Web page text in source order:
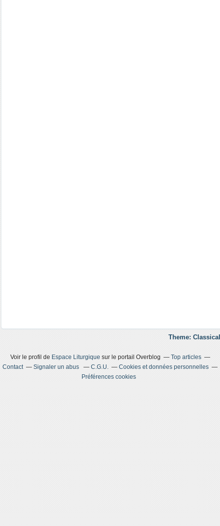
Theme:
Voir le profil de Espace Liturgiquesur le portail Overblog
Top articles
Contact
Signaler un abus C.G.U.
Cookies et données personnelles
Préférences cookies